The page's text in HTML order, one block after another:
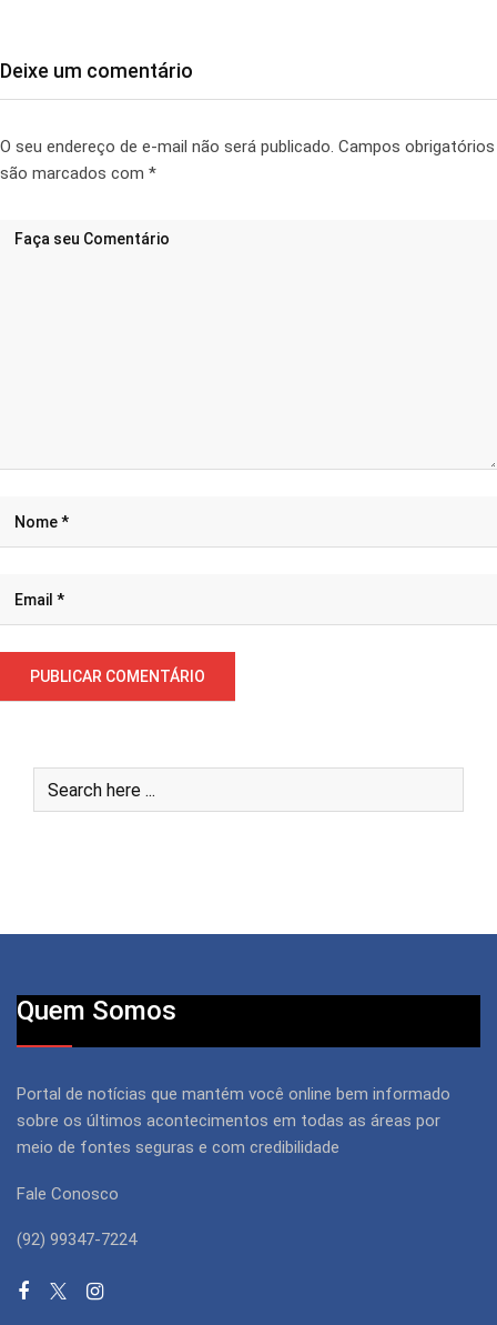
Deixe um comentário
O seu endereço de e-mail não será publicado. Campos obrigatórios
são marcados com *
Quem Somos
Portal de notícias que mantém você online bem informado
sobre os últimos acontecimentos em todas as áreas por
meio de fontes seguras e com credibilidade
Fale Conosco
(92) 99347-7224